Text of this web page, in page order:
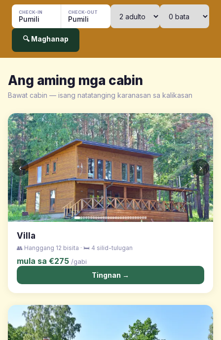
CHECK-IN
Pumili
CHECK-OUT
Pumili
🔍 Maghanap
Ang aming mga cabin
Bawat cabin — isang natatanging karanasan sa kalikasan
‹ ›
Villa
👥 Hanggang 12 bisita · 🛏️ 4 silid-tulugan
mula sa €275 /gabi
Tingnan →